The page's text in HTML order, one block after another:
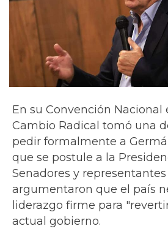
En su Convención Nacional
Cambio Radical tomó una
pedir formalmente a
que se postule a la
Senadores y
argumentaron que el país
liderazgo firme para
actual gobierno.